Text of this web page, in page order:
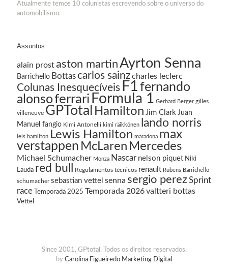
Atualmente temos 10 colunistas escrevendo sobre o universo do
automobilismo.
Assuntos
alain prostaston martinAyrton Senna
Barrichello Bottas carlos sainzcharles leclerc
Colunas Inesquecíveis F1 fernando
alonsoferrari Formula 1 Gerhard Berger gilles
villeneuve GPTotal Hamilton Jim Clark Juan
Manuel fangio Kimi Antonelli kimi räikkönen lando norris
leis hamilton Lewis Hamilton maradona max
verstappen McLaren Mercedes
Michael Schumacher Monza Nascar nelson piquet Niki
Lauda red bull Regulamentos técnicos renault Rubens Barrichello
schumacher sebastian vettel senna sergio perezSprint
race
Temporada 2025 Temporada 2026valtteri bottas
Vettel
Since 2001, GPtotal. Todos os direitos reservados.
by Carolina Figueiredo Marketing Digital